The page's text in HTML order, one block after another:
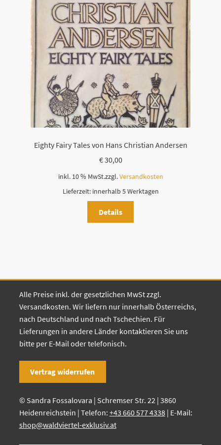
Eighty Fairy Tales von Hans Christian Andersen
€30,00
inkl. 10 % MwSt.zzgl.Versandkosten
Lieferzeit: innerhalb 5 Werktagen
Details
Alle Preise inkl. der gesetzlichen MwSt zzgl.
Versandkosten. Wir liefern nur innerhalb Österreichs,
nach Deutschland und nach Tschechien. Für
Lieferungen in andere Länder kontaktieren Sie uns
bitte per E-Mail oder telefonisch.
Vertrag widerrufen
© Sandra Fossalovara | Schremser Str. 22 | 3860
Heidenreichstein | Telefon: +43 660 577 4338| E-Mail:
shop@waldviertel-exklusiv.at